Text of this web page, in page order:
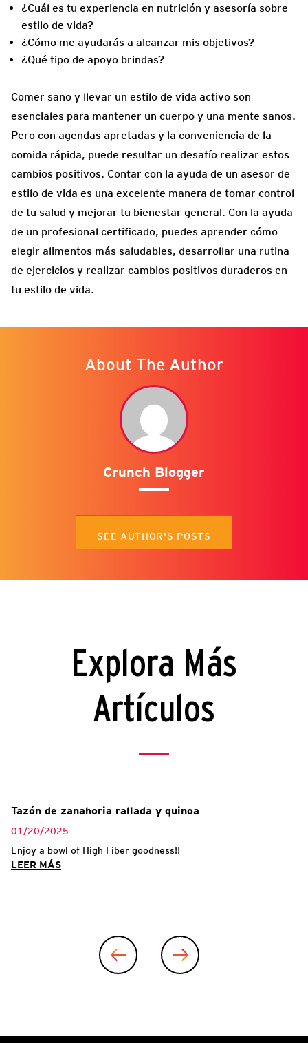
¿Cuál es tu experiencia en nutrición y asesoría sobre
estilo de vida?
¿Cómo me ayudarás a alcanzar mis objetivos?
¿Qué tipo de apoyo brindas?
Comer sano y llevar un estilo de vida activo son
esenciales para mantener un cuerpo y una mente sanos.
Pero con agendas apretadas y la conveniencia de la
comida rápida, puede resultar un desafío realizar estos
cambios positivos. Contar con la ayuda de un asesor de
estilo de vida es una excelente manera de tomar control
de tu salud y mejorar tu bienestar general. Con la ayuda
de un profesional certificado, puedes aprender cómo
elegir alimentos más saludables, desarrollar una rutina
de ejercicios y realizar cambios positivos duraderos en
tu estilo de vida.
About The Author
Crunch Blogger
SEE AUTHOR'S POSTS
Explora Más
Artículos
Tazón de zanahoria rallada y quinoa
01/20/2025
Enjoy a bowl of High Fiber goodness!!
LEER MÁS